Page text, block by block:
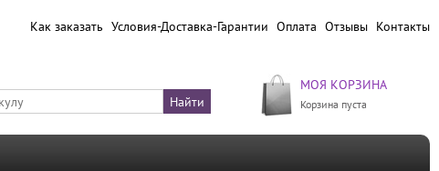
Как заказать Условия-Доставка-Гарантии Оплата Отзывы Контакты
МОЯ КОРЗИНА
Корзина пуста